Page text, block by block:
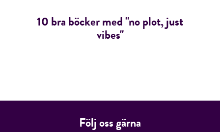
10 bra böcker med "no plot, just
vibes"
Följ oss gärna